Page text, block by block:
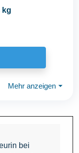
kg
Mehr anzeigen ⏷
bei